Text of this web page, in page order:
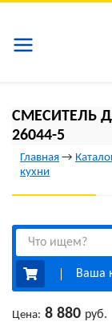
СМЕСИТЕЛЬ
26044-5
Главная →
кухни
Ваша
Цена: 8 880 руб.